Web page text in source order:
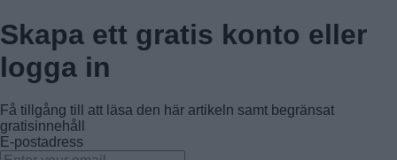
Skapa ett gratis konto eller
logga in
Få tillgång till att läsa den här artikeln samt begränsat
gratisinnehåll
E-postadress